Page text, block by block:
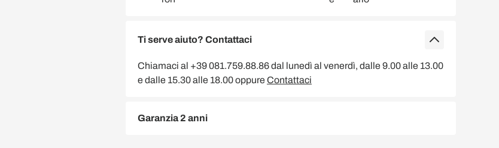
Ti serve aiuto? Contattaci
Chiamaci al +39 081.759.88.86 dal lunedì al venerdì, dalle 9.00 alle 13.00
e dalle 15.30 alle 18.00 oppureContattaci
Garanzia 2 anni